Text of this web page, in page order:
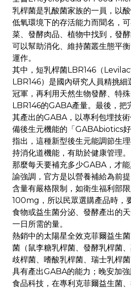
乳桿菌是乳酸菌家族的一員，以
低氧環境下的存活能力而聞名，
菜、發酵肉品、植物中找到，發
可以幫助消化、維持菌叢生態平
運作。
其中，短乳桿菌LBR146（
LBR146）是國內研究人員精挑
冠軍，再利用天然生物發酵、特
LBR146的GABA產量。最後，把
其產出的GABA，以專利包埋技
備後生元機能的「GABAbiotics
指出，這種新型後生元能調節生
持消化道機能，有助於健康管理。
那麼每天要補充多少GABA，才
諭強調，官方是以營養補給為前
含量有嚴格限制，如衛生福利部
100mg，所以民眾選購產品時，
食物或益生菌分泌、發酵產出的
一日所需的量。
熱銷中的太陽星全效克菲爾益生
菌（鼠李糖乳桿菌、發酵乳桿菌
歧桿菌、嗜酸乳桿菌、瑞士乳桿
具有產出GABA的能力；晚安加
食品科技，在專利克菲爾益生菌